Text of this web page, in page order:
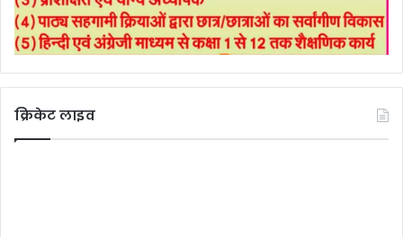
क्रिकेट लाइव